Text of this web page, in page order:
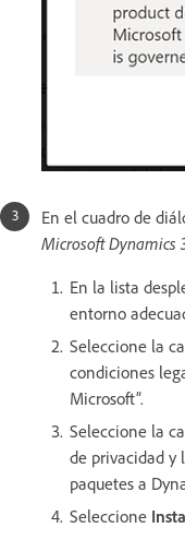
En el cuadro de
Microsoft Dynamics
En la lista
entorno
Seleccione la
condiciones
Microsoft”.
Seleccione la
de privacidad y
paquetes a
Seleccione